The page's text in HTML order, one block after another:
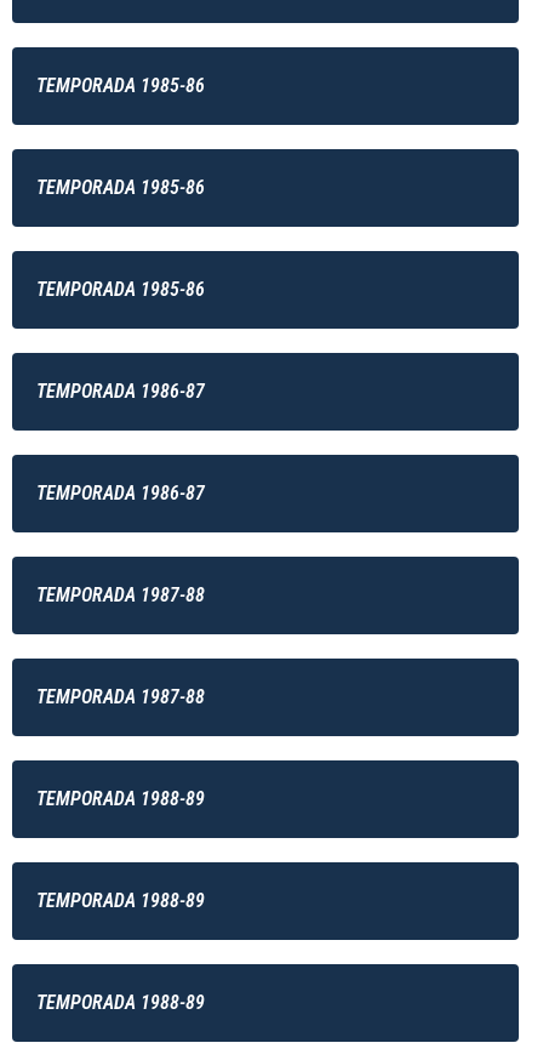
TEMPORADA 1985-86
TEMPORADA 1985-86
TEMPORADA 1985-86
TEMPORADA 1986-87
TEMPORADA 1986-87
TEMPORADA 1987-88
TEMPORADA 1987-88
TEMPORADA 1988-89
TEMPORADA 1988-89
TEMPORADA 1988-89